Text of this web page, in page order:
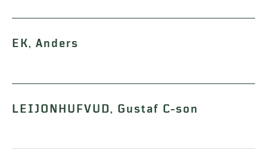
EK, Anders
LEIJONHUFVUD, Gustaf C-son